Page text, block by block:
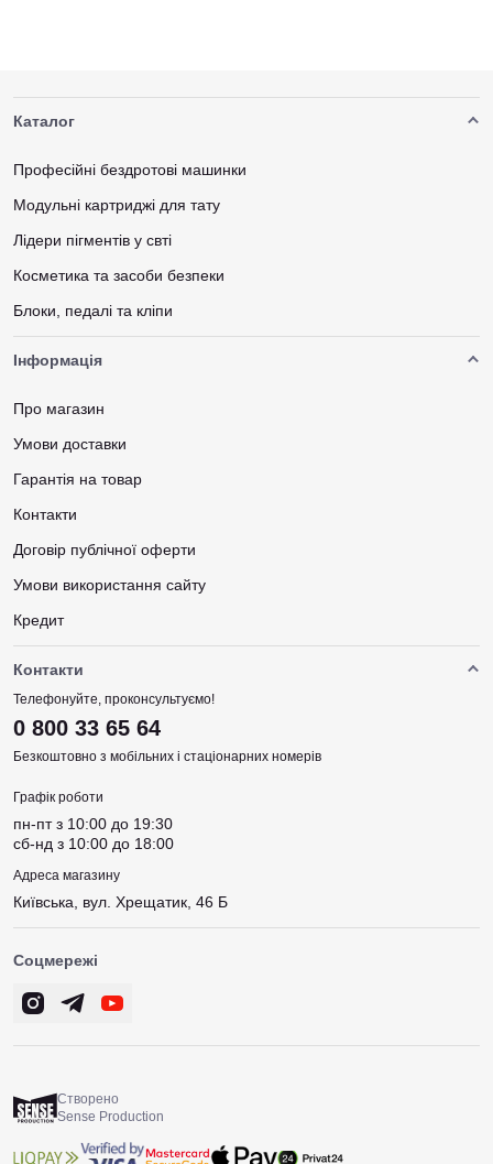
Каталог
Професійні бездротові машинки
Модульні картриджі для тату
Лідери пігментів у свті
Косметика та засоби безпеки
Блоки, педалі та кліпи
Інформація
Про магазин
Умови доставки
Гарантія на товар
Контакти
Договір публічної оферти
Умови використання сайту
Кредит
Контакти
Телефонуйте, проконсультуємо!
0 800 33 65 64
Безкоштовно з мобільних і стаціонарних номерів
Графік роботи
пн-пт з 10:00 до 19:30
сб-нд з 10:00 до 18:00
Адреса магазину
Київська, вул. Хрещатик, 46 Б
Соцмережі
Створено
Sense Production